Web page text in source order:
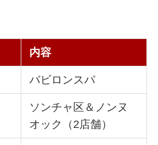
内容
バビロンスパ
ソンチャ区＆ノンヌ
オック（2店舗）